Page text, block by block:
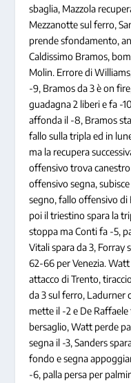
sbaglia, Mazzola
Mezzanotte sul ferro,
prende sfondamento,
Caldissimo Bramos,
Molin. Errore di
-9, Bramos da 3 è on
guadagna 2 liberi e fa -
affonda il -8, Bramos
fallo sulla tripla ed in
ma la recupera
offensivo trova
offensivo segna,
segno, fallo offensivo di
poi il triestino spara la
stoppa ma Conti fa -5,
Vitali spara da 3, Forray
62-66 per Venezia.
attacco di Trento,
da 3 sul ferro, Ladurner
mette il -2 e De
bersaglio, Watt perde
segna il -3, Sanders
fondo e segna
-6, palla persa per